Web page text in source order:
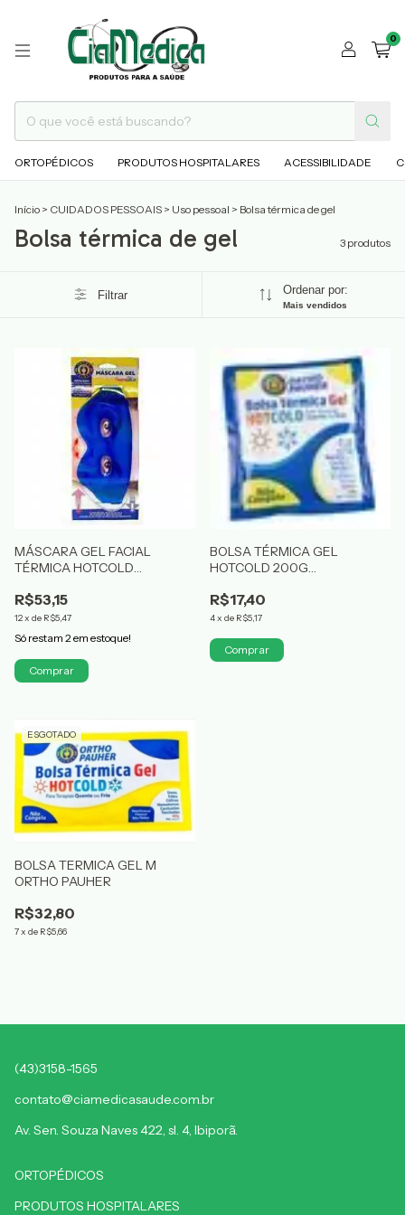
0
ORTOPÉDICOS PRODUTOS HOSPITALARES ACESSIBILIDADE
Início > CUIDADOS PESSOAIS > Uso pessoal > Bolsa térmica de gel
Bolsa térmica de gel 3 produtos
Filtrar Ordenar por:
Mais vendidos
MÁSCARA GEL FACIAL
TÉRMICA HOTCOLD
R$53,15
12x de R$5,47
Só restam 2em estoque!
BOLSA TÉRMICA GEL
HOTCOLD 200G
R$17,40
4x de R$5,17
ESGOTADO
BOLSA TERMICA GEL M
ORTHO PAUHER
R$32,80
7x de R$5,66
(43)3158-1565
contato@ciamedicasaude.com.br
Av. Sen. Souza Naves 422, sl. 4, Ibiporã.
ORTOPÉDICOS
PRODUTOS HOSPITALARES